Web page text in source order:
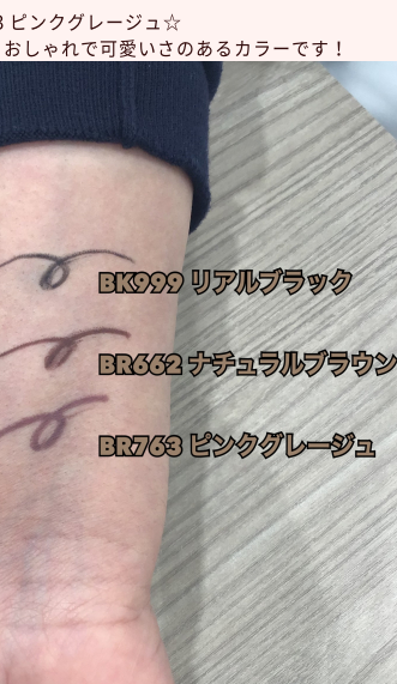
ピンクグレージュ☆
しゃれで可愛いさのあるカラーです！